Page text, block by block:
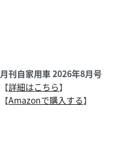
月刊自家用車 2026年8月号
【詳細はこちら】
【Amazonで購入する】